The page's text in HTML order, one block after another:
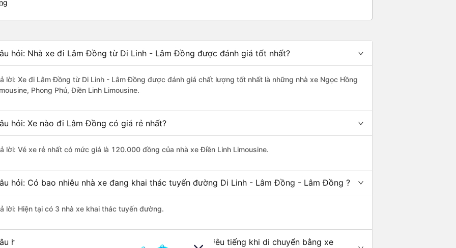
hỏi: Nhà xe đi Lâm Đồng từ Di Linh - Lâm Đồng được đánh giá tốt nhất?
lời: Xe đi Lâm Đồng từ Di Linh - Lâm Đồng được đánh giá chất lượng tốt nhất là những nhà xe Ngọc Hồng
Phong Phú, Điền Linh Limousine.
hỏi: Xe nào đi Lâm Đồng có giá rẻ nhất?
lời: Vé xe rẻ nhất có mức giá là 120.000 đồng của nhà xe Điền Linh Limousine.
hỏi: Có bao nhiêu nhà xe đang khai thác tuyến đường Di Linh - Lâm Đồng - Lâm Đồng ?
lời: Hiện tại có 3 nhà xe khai thác tuyến đường.
hỏi: Từ Di Linh - Lâm Đồng đi Lâm Đồng mất bao nhiêu tiếng khi di chuyển bằng xe